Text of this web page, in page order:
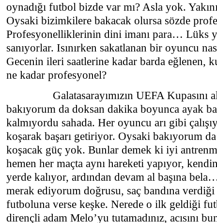
oynadığı futbol bizde var mı? Asla yok.
Oysaki bizimkilere bakacak olursa sözde
Profesyonelliklerinin dini imanı para… Lüks
sanıyorlar. Isınırken sakatlanan bir oyuncu
Gecenin ileri saatlerine kadar barda eğlenen,
ne kadar profesyonel?
Galatasarayımızın UEFA Kupasını
bakıyorum da doksan dakika boyunca ayak
kalmıyordu sahada. Her oyuncu arı gibi
koşarak başarı getiriyor. Oysaki bakıyorum da
koşacak güç yok. Bunlar demek ki iyi
hemen her maçta aynı hareketi yapıyor,
yerde kalıyor, ardından devam al başına
merak ediyorum doğrusu, saç bandına
futboluna verse keşke. Nerede o ilk geldiği
dirençli adam Melo’yu tutamadınız, acısını